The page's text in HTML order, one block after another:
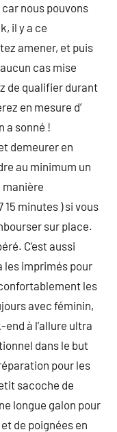
nous pouvons
il y a ce
amener, et puis
cas mise
de qualifier durant
en mesure d’
a sonné !
demeurer en
au minimum un
manière
15 minutes ) si vous
sur place.
C’est aussi
les imprimés pour
les
avec féminin,
à l’allure ultra
dans le but
pour les
sacoche de
longue galon pour
de poignées en